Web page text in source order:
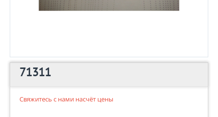
71311
Свяжитесь с нами насчёт цены